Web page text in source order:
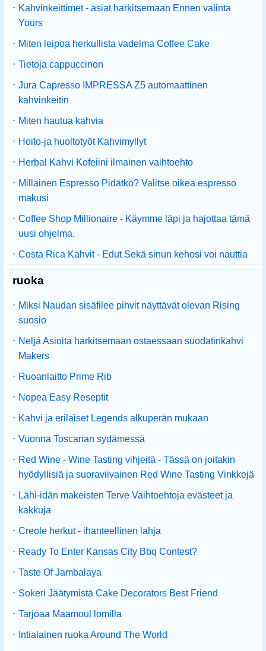
· Kahvinkeittimet - asiat harkitsemaan Ennen valinta
Yours
· Miten leipoa herkullista vadelma Coffee Cake
· Tietoja cappuccinon
· Jura Capresso IMPRESSA Z5 automaattinen
kahvinkeitin
· Miten hautua kahvia
· Hoito-ja huoltotyöt Kahvimyllyt
· Herbal Kahvi Kofeiini ilmainen vaihtoehto
· Millainen Espresso Pidätkö? Valitse oikea espresso
makusi
· Coffee Shop Millionaire - Käymme läpi ja hajottaa tämä
uusi ohjelma.
· Costa Rica Kahvit - Edut Sekä sinun kehosi voi nauttia
ruoka
· Miksi Naudan sisäfilee pihvit näyttävät olevan Rising
suosio
· Neljä Asioita harkitsemaan ostaessaan suodatinkahvi
Makers
· Ruoanlaitto Prime Rib
· Nopea Easy Reseptit
· Kahvi ja erilaiset Legends alkuperän mukaan
· Vuonna Toscanan sydämessä
· Red Wine - Wine Tasting vihjeitä - Tässä on joitakin
hyödyllisiä ja suoraviivainen Red Wine Tasting Vinkkejä
· Lähi-idän makeisten Terve Vaihtoehtoja evästeet ja
kakkuja
· Creole herkut - ihanteellinen lahja
· Ready To Enter Kansas City Bbq Contest?
· Taste Of Jambalaya
· Sokeri Jäätymistä Cake Decorators Best Friend
· Tarjoaa Maamoul lomilla
·
Intialainen ruoka Around The World